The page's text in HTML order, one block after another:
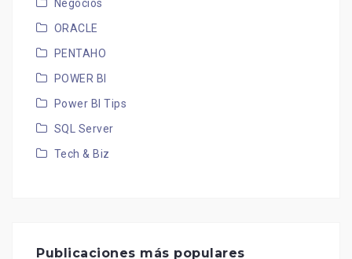
Negocios
ORACLE
PENTAHO
POWER BI
Power BI Tips
SQL Server
Tech & Biz
Publicaciones más populares